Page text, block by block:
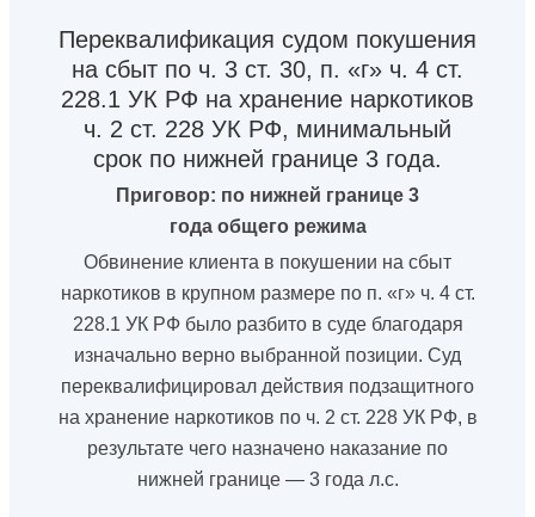
Переквалификация судом покушения
на сбыт по ч. 3 ст. 30, п. «г» ч. 4 ст.
228.1 УК РФ на хранение наркотиков
ч. 2 ст. 228 УК РФ, минимальный
срок по нижней границе 3 года.
Приговор: по нижней границе 3
года общего режима
Обвинение клиента в покушении на сбыт
наркотиков в крупном размере по п. «г» ч. 4 ст.
228.1 УК РФ было разбито в суде благодаря
изначально верно выбранной позиции. Суд
переквалифицировал действия подзащитного
на хранение наркотиков по ч. 2 ст. 228 УК РФ, в
результате чего назначено наказание по
нижней границе — 3 года л.с.